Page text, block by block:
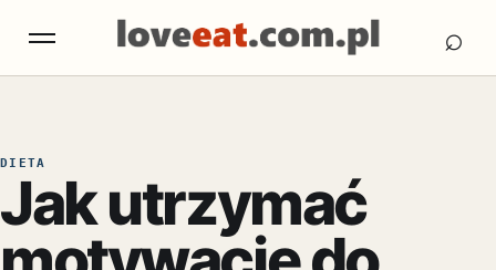
Otwórz menu ⌕
DIETA
Jak utrzymać